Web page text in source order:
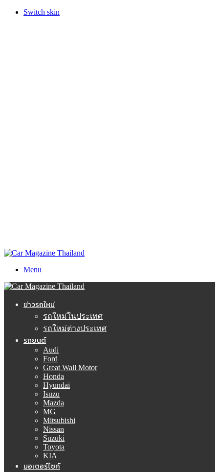
Switch skin
Menu
ข่าวรถใหม่
รถใหม่ในประเทศ
รถใหม่ต่างประเทศ
รถยนต์
Audi
Ford
Great Wall Motor
Honda
Hyundai
Isuzu
Mazda
MG
Mitsubishi
Nissan
Suzuki
Toyota
KIA
มอเตอร์ไซค์